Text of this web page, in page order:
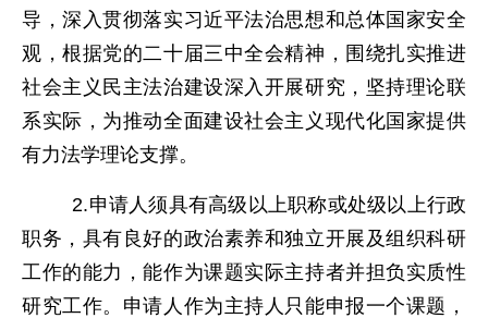
导，深入贯彻落实习近平法治思想和总体国家安全
观，根据党的二十届三中全会精神，围绕扎实推进
社会主义民主法治建设深入开展研究，坚持理论联
系实际，为推动全面建设社会主义现代化国家提供
有力法学理论支撑。
2.申请人须具有高级以上职称或处级以上行政
职务，具有良好的政治素养和独立开展及组织科研
工作的能力，能作为课题实际主持者并担负实质性
研究工作。申请人作为主持人只能申报一个课题，